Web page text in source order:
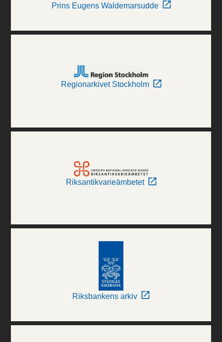
Prins Eugens Waldemarsudde
Regionarkivet Stockholm
Riksantikvarieämbetet
Riksbankens arkiv